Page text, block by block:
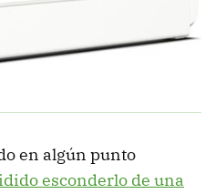
en algún punto
esconderlo de una